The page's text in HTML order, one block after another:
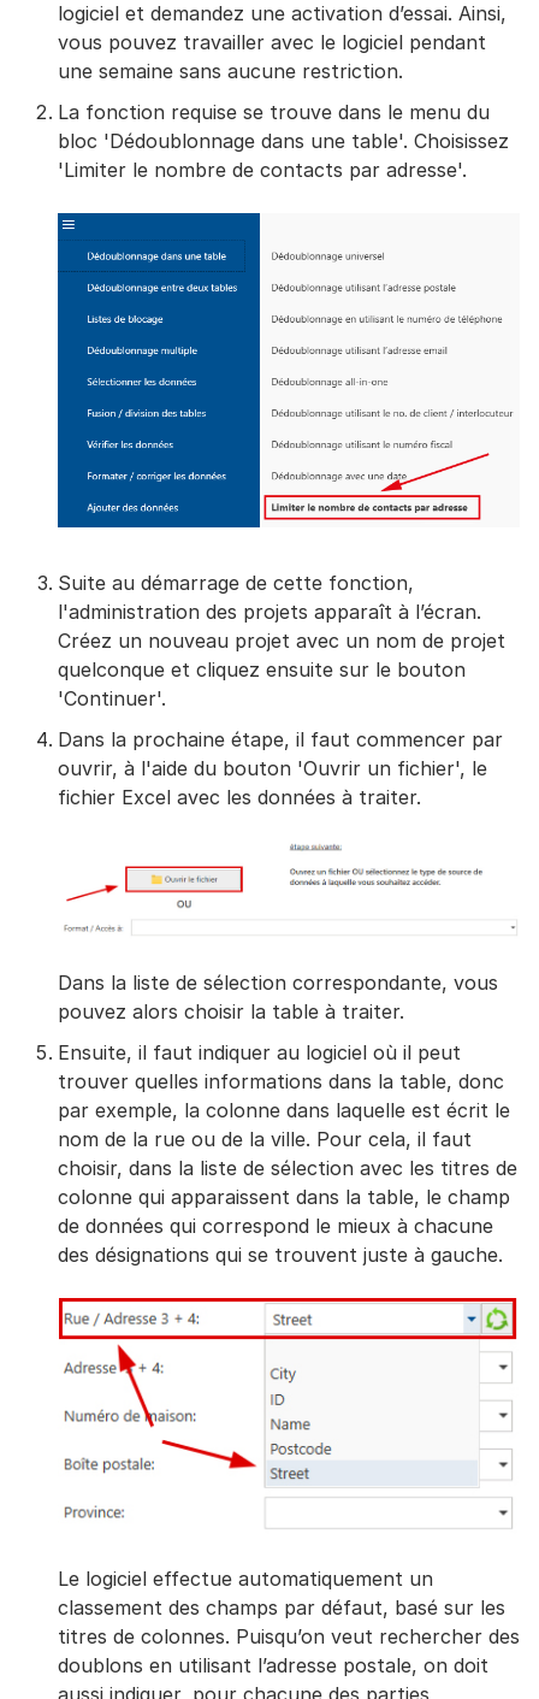
logiciel et demandez une activation d’essai. Ainsi,
vous pouvez travailler avec le logiciel pendant
une semaine sans aucune restriction.
La fonction requise se trouve dans le menu du
bloc 'Dédoublonnage dans une table'. Choisissez
'Limiter le nombre de contacts par adresse'.
Suite au démarrage de cette fonction,
l'administration des projets apparaît à l’écran.
Créez un nouveau projet avec un nom de projet
quelconque et cliquez ensuite sur le bouton
'Continuer'.
Dans la prochaine étape, il faut commencer par
ouvrir, à l'aide du bouton 'Ouvrir un fichier', le
fichier Excel avec les données à traiter.
Dans la liste de sélection correspondante, vous
pouvez alors choisir la table à traiter.
Ensuite, il faut indiquer au logiciel où il peut
trouver quelles informations dans la table, donc
par exemple, la colonne dans laquelle est écrit le
nom de la rue ou de la ville. Pour cela, il faut
choisir, dans la liste de sélection avec les titres de
colonne qui apparaissent dans la table, le champ
de données qui correspond le mieux à chacune
des désignations qui se trouvent juste à gauche.
Le logiciel effectue automatiquement un
classement des champs par défaut, basé sur les
titres de colonnes. Puisqu’on veut rechercher des
doublons en utilisant l’adresse postale, on doit